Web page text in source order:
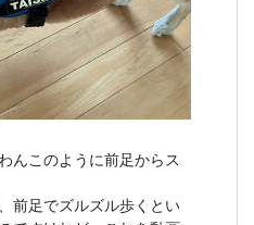
んこのように前足からス
前足でズルズル歩くとい